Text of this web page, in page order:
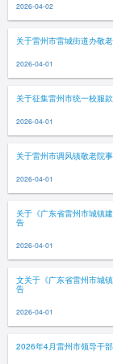
2026-04-02
关于雷州市雷城街道办敬
2026-04-01
关于征集雷州市统一校服
2026-04-01
关于雷州市调风镇敬老院
2026-04-01
关于《广东省雷州市城镇
告
2026-04-01
文关于《广东省雷州市城
告
2026-04-01
2026年4月雷州市领导干